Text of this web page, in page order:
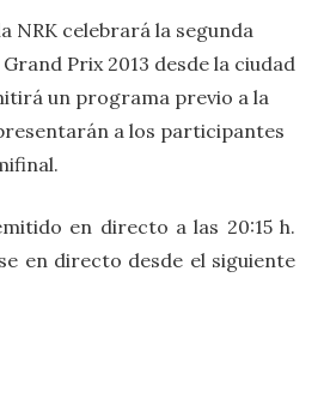
NRK celebrará la segunda
Prix 2013 desde la ciudad
un programa previo a la
a los participantes
en directo a las 20:15 h.
en directo desde el siguiente